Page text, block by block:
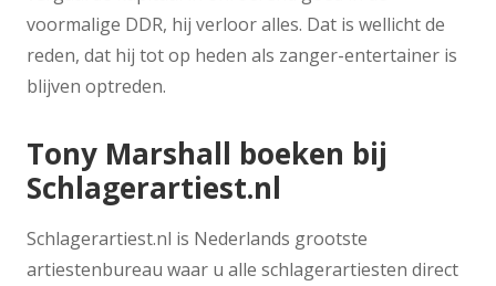
voormalige DDR, hij verloor alles. Dat is wellicht de
reden, dat hij tot op heden als zanger-entertainer is
blijven optreden.
Tony Marshall boeken bij
Schlagerartiest.nl
Schlagerartiest.nl is Nederlands grootste
artiestenbureau waar u alle schlagerartiesten direct